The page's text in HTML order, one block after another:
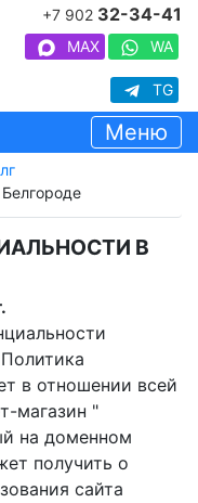
+7 902 32-34-41
MAX WA
TG
Меню
В
в отношении всей
магазин "
на доменном
получить о
сайта